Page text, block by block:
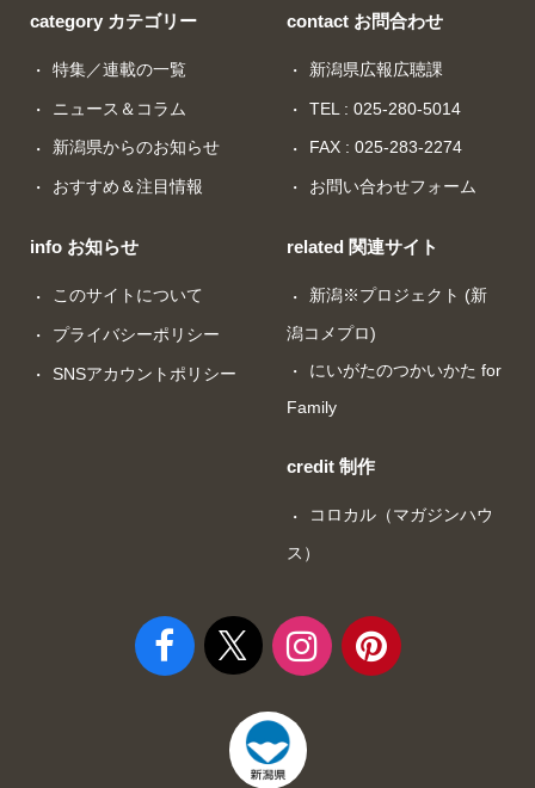
category カテゴリー
特集／連載の一覧
ニュース＆コラム
新潟県からのお知らせ
おすすめ＆注目情報
info お知らせ
このサイトについて
プライバシーポリシー
SNSアカウントポリシー
contact お問合わせ
新潟県広報広聴課
TEL : 025-280-5014
FAX : 025-283-2274
お問い合わせフォーム
related 関連サイト
新潟※プロジェクト (新
潟コメプロ)
にいがたのつかいかた for
Family
credit 制作
コロカル（マガジンハウ
ス）